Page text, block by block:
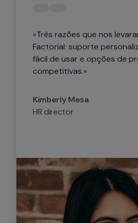
«Três razões que nos
Factorial: suporte
fácil de usar e opções de
competitivas.»
Kimberly Mesa
HR director